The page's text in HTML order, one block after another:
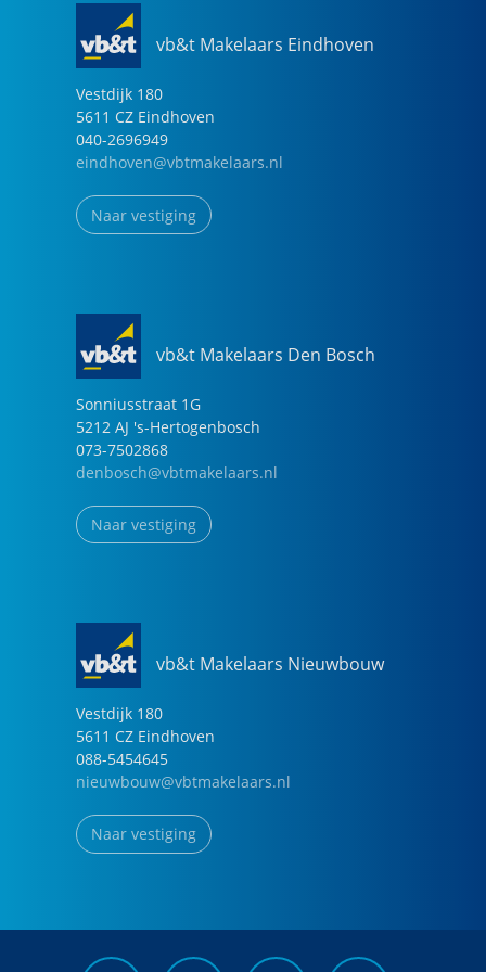
vb&t Makelaars Eindhoven
Vestdijk 180
5611 CZ Eindhoven
040-2696949
eindhoven@vbtmakelaars.nl
Naar vestiging
vb&t Makelaars Den Bosch
Sonniusstraat 1G
5212 AJ 's-Hertogenbosch
073-7502868
denbosch@vbtmakelaars.nl
Naar vestiging
vb&t Makelaars Nieuwbouw
Vestdijk 180
5611 CZ Eindhoven
088-5454645
nieuwbouw@vbtmakelaars.nl
Naar vestiging